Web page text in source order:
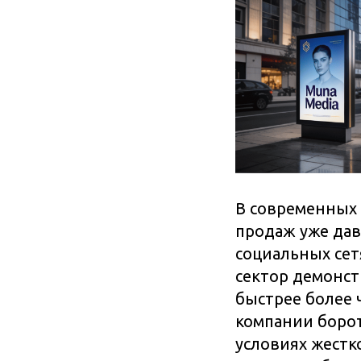
В современных
продаж уже
социальных
сектор
быстрее более
компании
условиях